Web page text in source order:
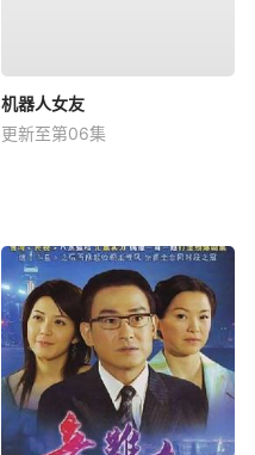
机器人女友
更新至第06集